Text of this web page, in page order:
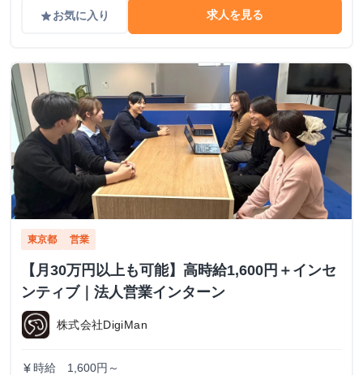
gradeお気に入り 求人を見る
東京都 営業
【月30万円以上も可能】高時給1,600円＋インセ
ンティブ｜法人営業インターン
株式会社DigiMan
currency_yen 時給 1,600円～